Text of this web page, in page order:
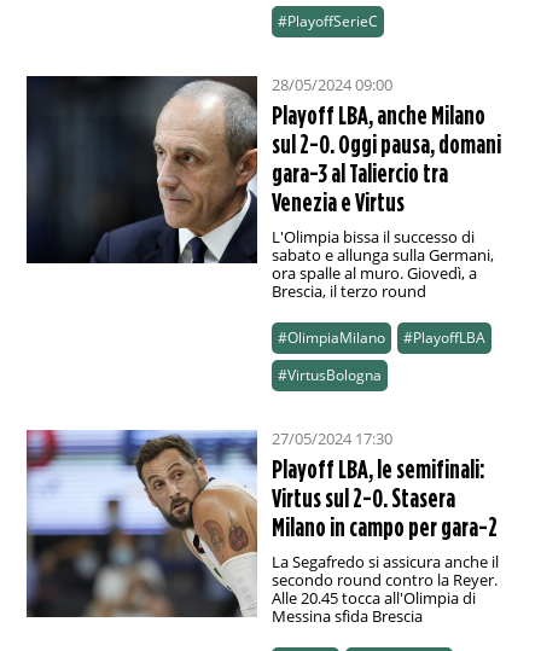
#PlayoffSerieC
28/05/2024 09:00
Playoff LBA, anche Milano
sul 2-0. Oggi pausa, domani
gara-3 al Taliercio tra
Venezia e Virtus
L'Olimpia bissa il successo di
sabato e allunga sulla Germani,
ora spalle al muro. Giovedì, a
Brescia, il terzo round
#OlimpiaMilano
#PlayoffLBA
#VirtusBologna
27/05/2024 17:30
Playoff LBA, le semifinali:
Virtus sul 2-0. Stasera
Milano in campo per gara-2
La Segafredo si assicura anche il
secondo round contro la Reyer.
Alle 20.45 tocca all'Olimpia di
Messina sfida Brescia